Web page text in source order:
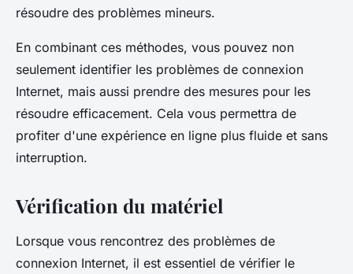
résoudre des problèmes mineurs.
En combinant ces méthodes, vous pouvez non
seulement identifier les problèmes de connexion
Internet, mais aussi prendre des mesures pour les
résoudre efficacement. Cela vous permettra de
profiter d'une expérience en ligne plus fluide et sans
interruption.
Vérification du matériel
Lorsque vous rencontrez des problèmes de
connexion Internet, il est essentiel de vérifier le